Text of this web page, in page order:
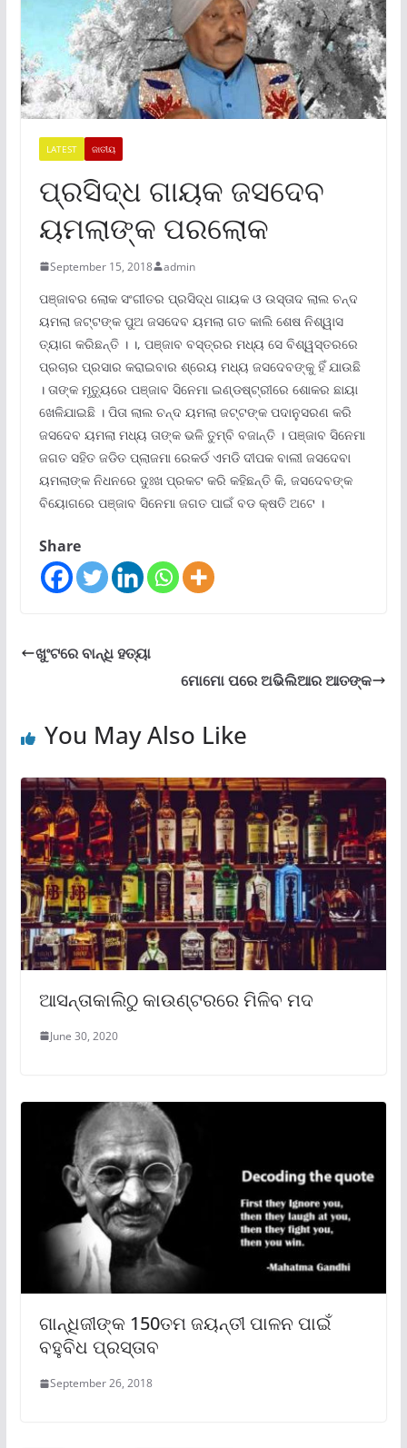
LATEST ଜାତୀୟ
ପ୍ରସିଦ୍ଧ ଗାୟକ ଜସଦେବ
ୟମଲାଙ୍କ ପରଲୋକ
September 15, 2018 admin
ପଞ୍ଜାବର ଲୋକ ସଂଗୀତର ପ୍ରସିଦ୍ଧ ଗାୟକ ଓ ଉସ୍ତାଦ ଲାଲ ଚନ୍ଦ
ୟମଲା ଜଟ୍ଟଙ୍କ ପୁଅ ଜସଦେବ ୟମଲା ଗତ କାଲି ଶେଷ ନିଶ୍ୱାସ
ତ୍ୟାଗ କରିଛନ୍ତି । ।, ପଞ୍ଜାବ ବସ୍ତ୍ରର ମଧ୍ୟ ସେ ବିଶ୍ୱସ୍ତରରେ
ପ୍ରଚାର ପ୍ରସାର କରାଇବାର ଶ୍ରେୟ ମଧ୍ୟ ଜସଦେବଙ୍କୁ ହିଁ ଯାଉଛି
। ତାଙ୍କ ମୃତ୍ୟୁରେ ପଞ୍ଜାବ ସିନେମା ଇଣ୍ଡଷ୍ଟ୍ରୀରେ ଶୋକର ଛାୟା
ଖେଳିଯାଇଛି । ପିତା ଲାଲ ଚନ୍ଦ ୟମଲା ଜଟ୍ଟଙ୍କ ପଦାନୁସରଣ କରି
ଜସଦେବ ୟମଲା ମଧ୍ୟ ତାଙ୍କ ଭଳି ତୁମ୍ବି ବଜାନ୍ତି । ପଞ୍ଜାବ ସିନେମା
ଜଗତ ସହିତ ଜଡିତ ପ୍ଲାଜମା ରେକର୍ଡ ଏମଡି ଦୀପକ ବାଲୀ ଜସଦେବା
ୟମଲାଙ୍କ ନିଧନରେ ଦୁଃଖ ପ୍ରକଟ କରି କହିଛନ୍ତି କି, ଜସଦେବଙ୍କ
ବିୟୋଗରେ ପଞ୍ଜାବ ସିନେମା ଜଗତ ପାଇଁ ବଡ କ୍ଷତି ଅଟେ ।
Share
ଖୁଂଟରେ ବାନ୍ଧି ହତ୍ୟା
ମୋମୋ ପରେ ଅଭିଲିଆର ଆତଙ୍କ
You May Also Like
ଆସନ୍ତାକାଲିଠୁ କାଉଣ୍ଟରରେ ମିଳିବ ମଦ
June 30, 2020
ଗାନ୍ଧିଜୀଙ୍କ 150ତମ ଜୟନ୍ତୀ ପାଳନ ପାଇଁ
ବହୁବିଧ ପ୍ରସ୍ତାବ
September 26, 2018